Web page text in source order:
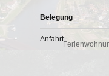
Belegung
Anfahrt